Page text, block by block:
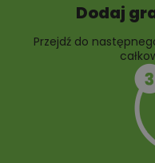
Dodaj
Przejdź do